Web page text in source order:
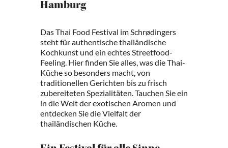
Hamburg
Das Thai Food Festival im Schrødingers
steht für authentische thailändische
Kochkunst und ein echtes Streetfood-
Feeling. Hier finden Sie alles, was die Thai-
Küche so besonders macht, von
traditionellen Gerichten bis zu frisch
zubereiteten Spezialitäten. Tauchen Sie ein
in die Welt der exotischen Aromen und
entdecken Sie die Vielfalt der
thailändischen Küche.